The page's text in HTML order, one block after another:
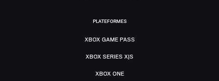
PLATEFORMES
XBOX GAME PASS
XBOX SERIES X|S
XBOX ONE